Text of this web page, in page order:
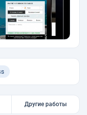
Другие работы